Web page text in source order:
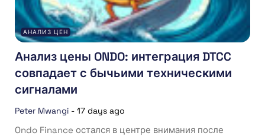
АНАЛИЗ ЦЕН
Анализ цены ONDO: интеграция DTCC
совпадает с бычьими техническими
сигналами
Peter Mwangi - 17 days ago
Ondo Finance остался в центре внимания после